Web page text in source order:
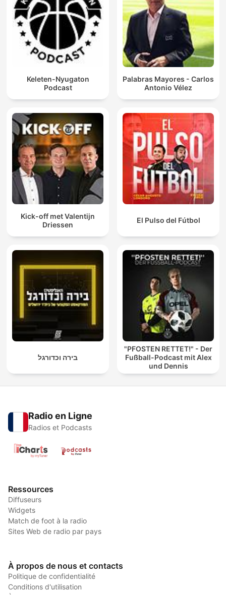
Keleten-Nyugaton
Podcast
Palabras Mayores - Carlos
Antonio Vélez
Kick-off met Valentijn
Driessen
El Pulso del Fútbol
בירה וכדורגל
"PFOSTEN RETTET!" - Der
Fußball-Podcast mit Alex
und Dennis
Radio en Ligne
Radios et Podcasts
Ressources
Diffuseurs
Widgets
Match de foot à la radio
Sites Web de radio par pays
À propos de nous et contacts
Politique de confidentialité
Conditions d'utilisation